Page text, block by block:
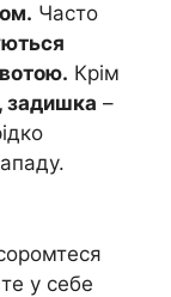
Часто
Крім
задишка –
у себе